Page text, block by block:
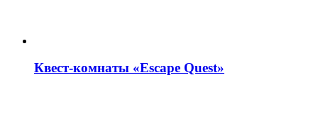
Квест-комнаты «Escape Quest»